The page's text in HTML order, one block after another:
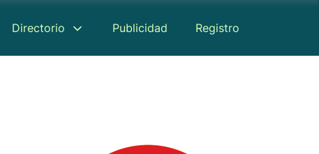
Directorio Publicidad Registro